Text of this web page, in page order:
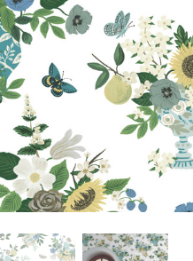
paired with an unlimited
subscription service,
helps creatives like you
projects done
About Envato
Privacy Policy